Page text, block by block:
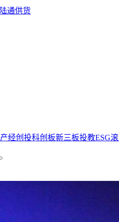
产经创投科创板新三板投教ESG